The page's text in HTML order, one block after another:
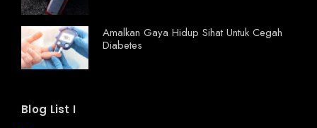
Amalkan Gaya Hidup Sihat Untuk Cegah
Diabetes
Blog List I